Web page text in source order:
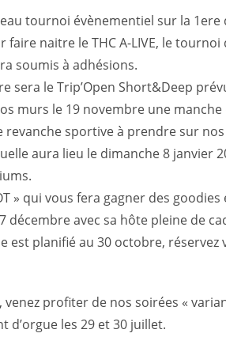
tournoi évènementiel sur la
faire naitre le THC A-LIVE, le
soumis à adhésions.
sera le Trip’Open Short&Deep
murs le 19 novembre une
revanche sportive à prendre sur
aura lieu le dimanche 8
» qui vous fera gagner des
décembre avec sa hôte pleine de
est planifié au 30 octobre,
venez profiter de nos soirées «
d’orgue les 29 et 30 juillet.